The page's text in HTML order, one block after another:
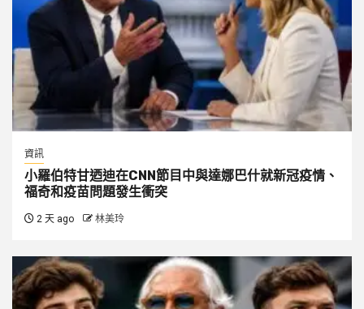
資訊
小羅伯特甘迺迪在CNN節目中與達娜巴什就新冠疫情、
福奇和疫苗問題發生衝突
2 天 ago 林美玲